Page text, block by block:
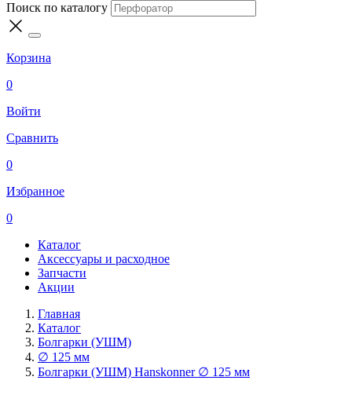
Поиск по каталогу
Корзина
0
Войти
Сравнить
0
Избранное
0
Каталог
Аксессуары и расходное
Запчасти
Акции
Главная
Каталог
Болгарки (УШМ)
∅ 125 мм
Болгарки (УШМ) Hanskonner ∅ 125 мм